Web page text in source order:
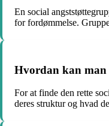
En social
for fordømmelse.
Hvordan kan man
For at finde den rette
deres struktur og hvad